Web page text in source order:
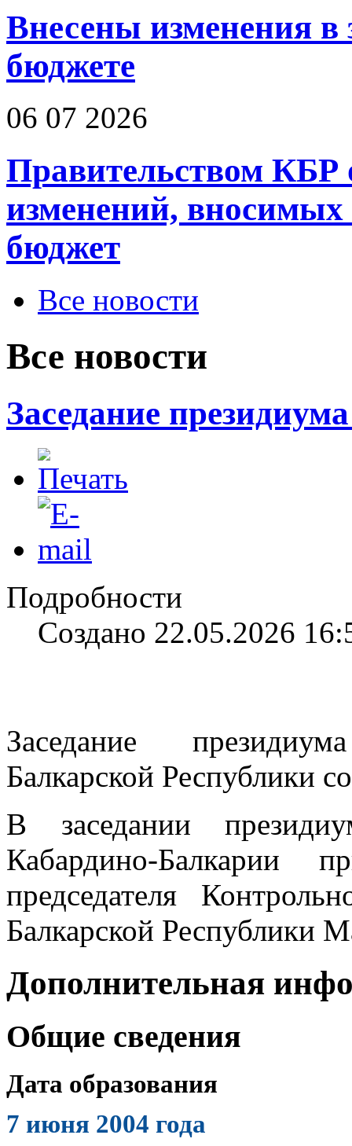
Внесены изменения в
бюджете
06 07 2026
Правительством КБР
изменений, вносимых
бюджет
Все новости
Все новости
Заседание
Подробности
Создано 22.05.2026
Заседание
Балкарской Республики
В заседании
Кабардино-Балкарии
председателя
Балкарской Республики
Дополнительная
Общие сведения
Дата образования
7 июня 2004 года